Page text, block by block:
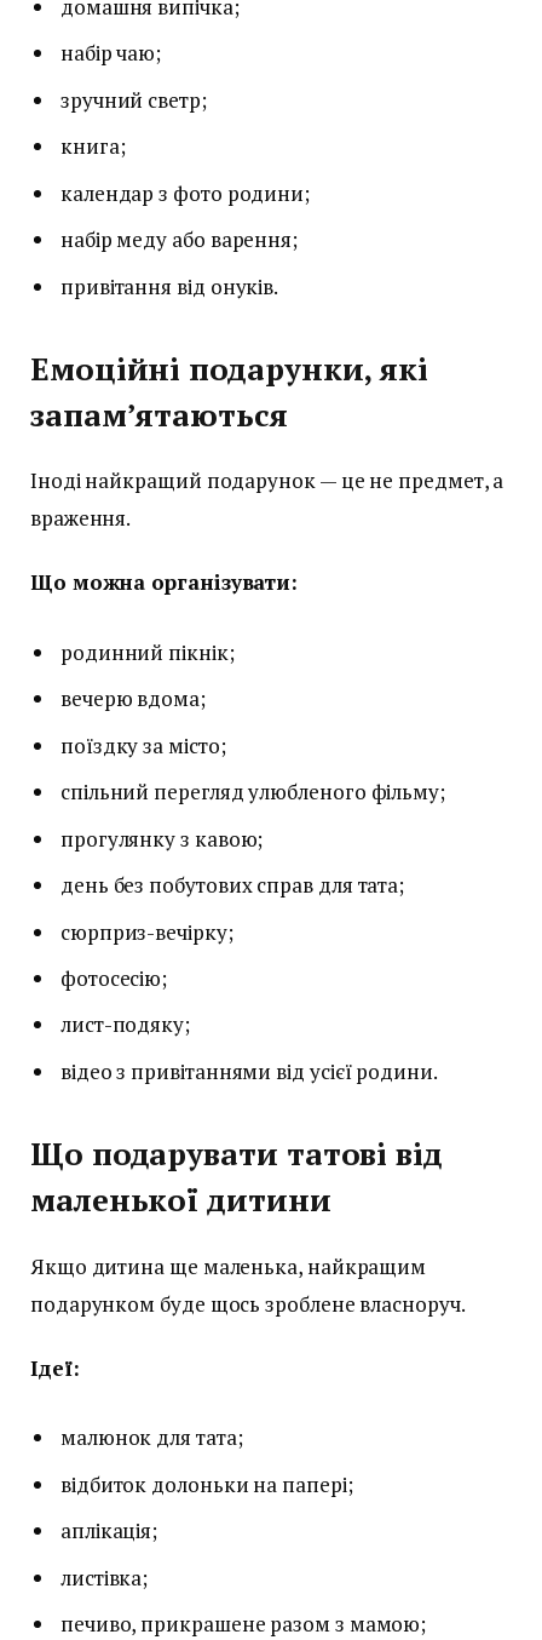
домашня випічка;
набір чаю;
зручний светр;
книга;
календар з фото родини;
набір меду або варення;
привітання від онуків.
Емоційні подарунки, які
запам’ятаються
Іноді найкращий подарунок — це не предмет, а
враження.
Що можна організувати:
родинний пікнік;
вечерю вдома;
поїздку за місто;
спільний перегляд улюбленого фільму;
прогулянку з кавою;
день без побутових справ для тата;
сюрприз-вечірку;
фотосесію;
лист-подяку;
відео з привітаннями від усієї родини.
Що подарувати татові від
маленької дитини
Якщо дитина ще маленька, найкращим
подарунком буде щось зроблене власноруч.
Ідеї:
малюнок для тата;
відбиток долоньки на папері;
аплікація;
листівка;
печиво, прикрашене разом з мамою;